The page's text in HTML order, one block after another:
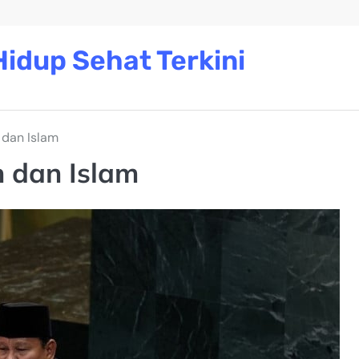
Sehat Terkini
Islam
dan Islam